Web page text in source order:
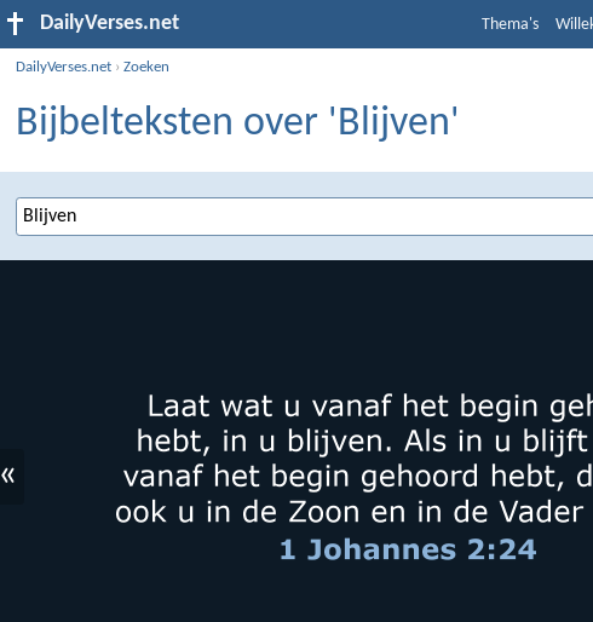
DailyVerses.net Thema's
DailyVerses.net ›Zoeken
Bijbelteksten over 'Blijven'
«